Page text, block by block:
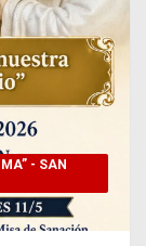
- SAN
JOSÉ DE
SEÑORA